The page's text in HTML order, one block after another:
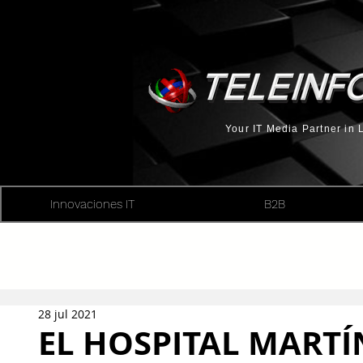
Your IT Media Partner in
Innovaciones IT B2B
EL HOSPITAL
28 jul 2021